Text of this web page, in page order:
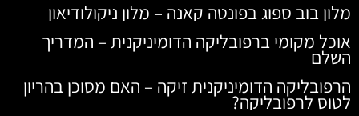
מלון בוב ספוג בפונטה קאנה – מלון ניקולודיאון
אוכל מקומי ברפובליקה הדומיניקנית – המדריך
השלם
הרפובליקה הדומיניקנית זיקה – האם מסוכן בהריון
לטוס לרפובליקה?